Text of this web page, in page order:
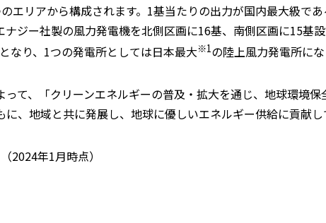
エリアから構成されます。 1基当たりの出力が国内最大級で
ナジー社製の風力発電機を北側区画に16基、南側区画に15基
となり、 1つの発電所としては日本最大※1の陸上風力発電所に
って、「クリーンエネルギーの普及・拡大を通じ、地球環境
、地域と共に発展し、地球に優しいエネルギー供給に貢献
2024年1月時点）